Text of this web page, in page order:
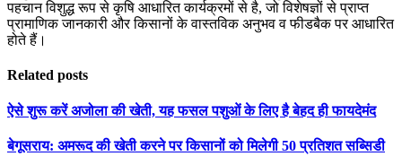
पहचान विशुद्ध रूप से कृषि आधारित कार्यक्रमों से है, जो विशेषज्ञों से प्राप्त
प्रामाणिक जानकारी और किसानों के वास्तविक अनुभव व फीडबैक पर आधारित
होते हैं।
Related posts
ऐसे शुरू करें अजोला की खेती, यह फसल पशुओं के लिए है बेहद ही फायदेमंद
बेगूसराय: अमरूद की खेती करने पर किसानों को मिलेगी 50 प्रतिशत सब्सिडी